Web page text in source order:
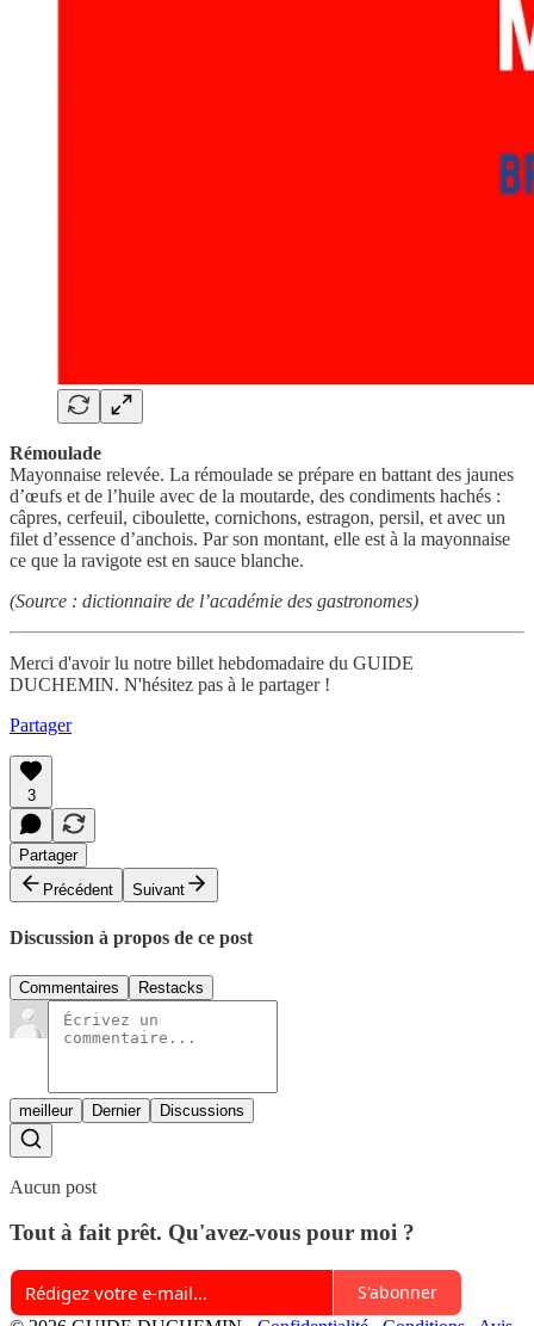
Rémoulade
Mayonnaise relevée. La rémoulade se prépare en battant des jaunes
d’œufs et de l’huile avec de la moutarde, des condiments hachés :
câpres, cerfeuil, ciboulette, cornichons, estragon, persil, et avec un
filet d’essence d’anchois. Par son montant, elle est à la mayonnaise
ce que la ravigote est en sauce blanche.
(Source : dictionnaire de l’académie des gastronomes)
Merci d'avoir lu notre billet hebdomadaire du GUIDE
DUCHEMIN. N'hésitez pas à le partager !
Partager
3
Partager
Précédent
Suivant
Discussion à propos de ce post
Commentaires Restacks
meilleur Dernier Discussions
Aucun post
Tout à fait prêt. Qu'avez-vous pour moi ?
S'abonner